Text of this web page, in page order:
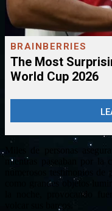
Miles de personas
mientras paseaban por
numerosos testimonios
como grandes objetos
la noche, provocando
volcar sus barcos.